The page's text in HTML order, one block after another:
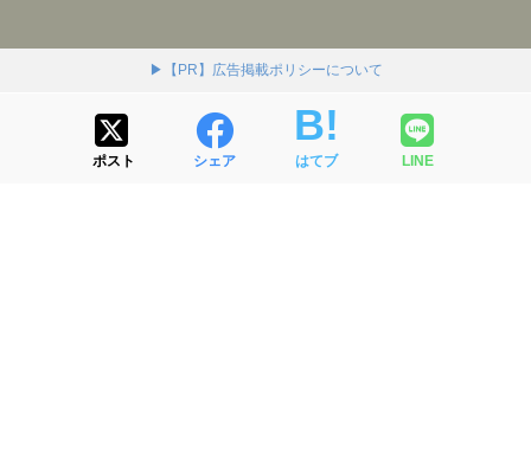
▶【PR】広告掲載ポリシーについて
ポスト シェア はてブ LINE